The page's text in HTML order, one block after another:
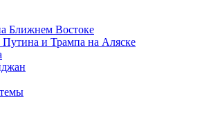
Ближнем Востоке
Путина и Трампа на Аляске